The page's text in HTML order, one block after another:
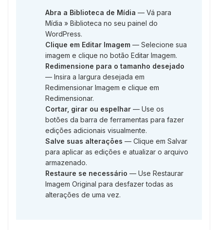
Abra a Biblioteca de Mídia — Vá para
Mídia » Biblioteca no seu painel do
WordPress.
Clique em Editar Imagem — Selecione sua
imagem e clique no botão Editar Imagem.
Redimensione para o tamanho desejado
— Insira a largura desejada em
Redimensionar Imagem e clique em
Redimensionar.
Cortar, girar ou espelhar — Use os
botões da barra de ferramentas para fazer
edições adicionais visualmente.
Salve suas alterações — Clique em Salvar
para aplicar as edições e atualizar o arquivo
armazenado.
Restaure se necessário — Use Restaurar
Imagem Original para desfazer todas as
alterações de uma vez.